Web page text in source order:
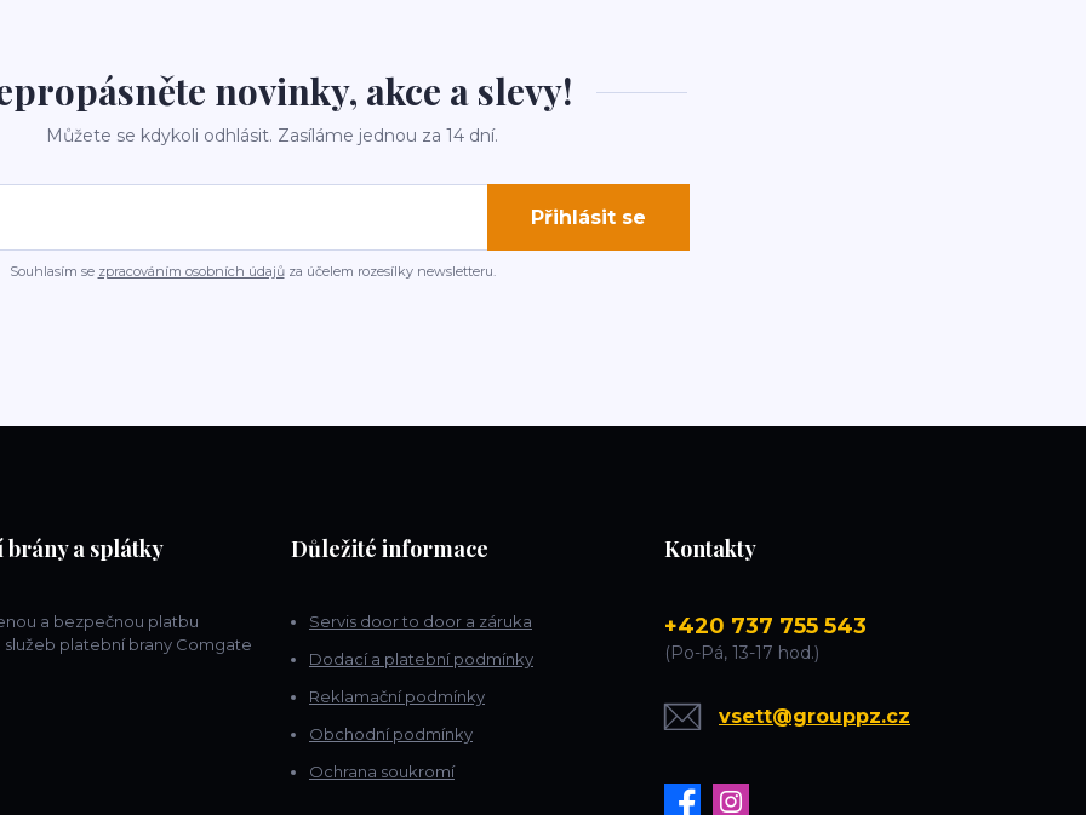
novinky, akce a slevy!
Můžete se kdykoli odhlásit. Zasíláme jednou za 14 dní.
Přihlásit se
Souhlasím se zpracováním osobních údajůza účelem rozesílky newsletteru.
brány a splátky
a bezpečnou platbu
služeb platební brany Comgate
Důležité informace
Servis door to door a záruka
Dodací a platební podmínky
Reklamační podmínky
Obchodní podmínky
Ochrana soukromí
Kontakty
+420 737 755 543
(Po-Pá, 13-17 hod.)
vsett@grouppz.cz